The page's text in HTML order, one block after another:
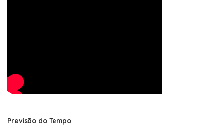
Previsão do Tempo